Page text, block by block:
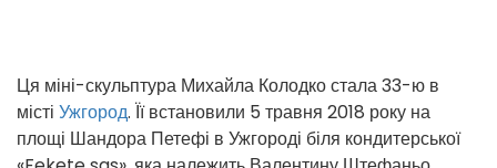
Ця міні-скульптура Михайла Колодко стала 33-ю в
місті Ужгород. Її встановили 5 травня 2018 року на
площі Шандора Петефі в Ужгороді біля кондитерської